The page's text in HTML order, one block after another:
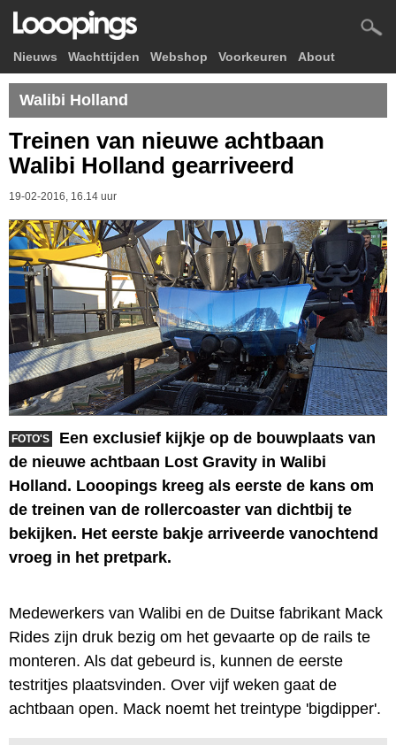
Nieuws Wachttijden Webshop Voorkeuren About
Walibi Holland
Treinen van nieuwe achtbaan
Walibi Holland gearriveerd
19-02-2016, 16.14 uur
FOTO'S
Een exclusief kijkje op de bouwplaats van
de nieuwe achtbaan Lost Gravity in Walibi
Holland. Looopings kreeg als eerste de kans om
de treinen van de rollercoaster van dichtbij te
bekijken. Het eerste bakje arriveerde vanochtend
vroeg in het pretpark.
Medewerkers van Walibi en de Duitse fabrikant Mack
Rides zijn druk bezig om het gevaarte op de rails te
monteren. Als dat gebeurd is, kunnen de eerste
testritjes plaatsvinden. Over vijf weken gaat de
achtbaan open. Mack noemt het treintype 'bigdipper'.